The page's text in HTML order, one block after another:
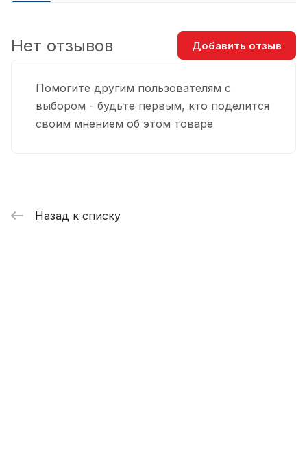
Помогите другим пользователям с
выбором - будьте первым, кто поделится
своим мнением об этом товаре
Нет отзывов Добавить отзыв
Назад к списку